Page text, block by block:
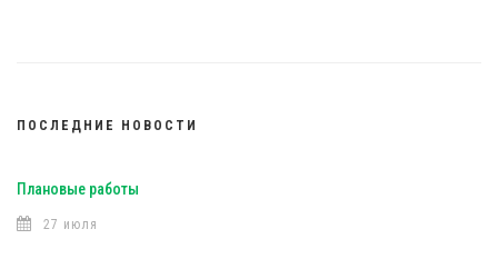
ПОСЛЕДНИЕ НОВОСТИ
Плановые работы
27 июля